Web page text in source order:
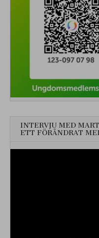
INTERVJU MED
ETT FÖRÄNDRAT